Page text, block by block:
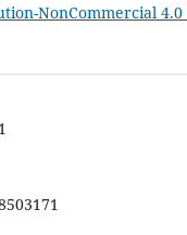
NonCommercial